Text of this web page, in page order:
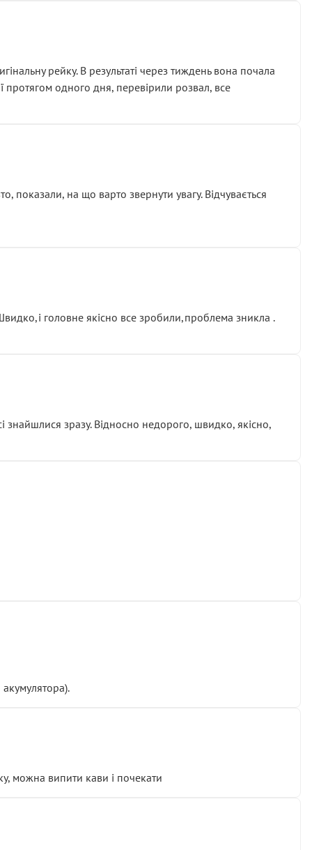
рейку. В результаті через тиждень вона почала
протягом одного дня, перевірили розвал, все
на що варто звернути увагу. Відчувається
головне якісно все зробили,проблема зникла .
знайшлися зразу. Відносно недорого, швидко, якісно,
можна випити кави і почекати